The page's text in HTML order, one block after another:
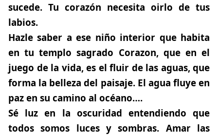
sucede. Tu corazón necesita oirlo de tus
labios.
Hazle saber a ese niño interior que habita
en tu templo sagrado Corazon, que en el
juego de la vida, es el fluir de las aguas, que
forma la belleza del paisaje. El agua fluye en
paz en su camino al océano….
Sé luz en la oscuridad entendiendo que
todos somos luces y sombras. Amar las